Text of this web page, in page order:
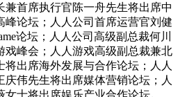
兼首席执行官陈一舟先生将出席中
峰论坛；人人公司首席运营官刘健
论坛；人人公司高级副总裁何川
戏峰会；人人游戏高级副总裁兼北
出席海外发展与合作论坛；人人
伟先生将出席媒体营销论坛；人
士将出席娱乐产业合作论坛。